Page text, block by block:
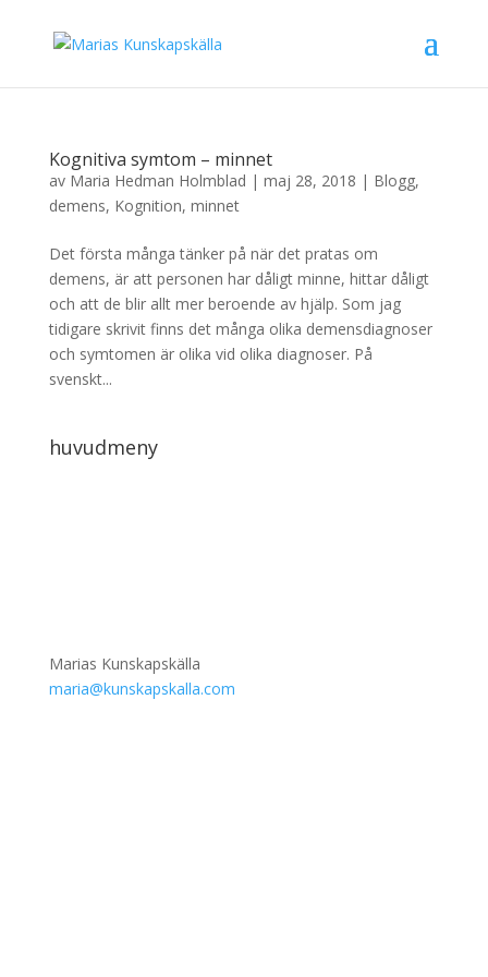
Kognitiva symtom – minnet
av Maria Hedman Holmblad | maj 28, 2018 | Blogg,
demens, Kognition, minnet
Det första många tänker på när det pratas om
demens, är att personen har dåligt minne, hittar dåligt
och att de blir allt mer beroende av hjälp. Som jag
tidigare skrivit finns det många olika demensdiagnoser
och symtomen är olika vid olika diagnoser. På
svenskt...
huvudmeny
Marias Kunskapskälla
maria@kunskapskalla.com